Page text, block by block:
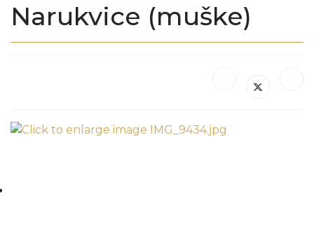
Narukvice (muške)